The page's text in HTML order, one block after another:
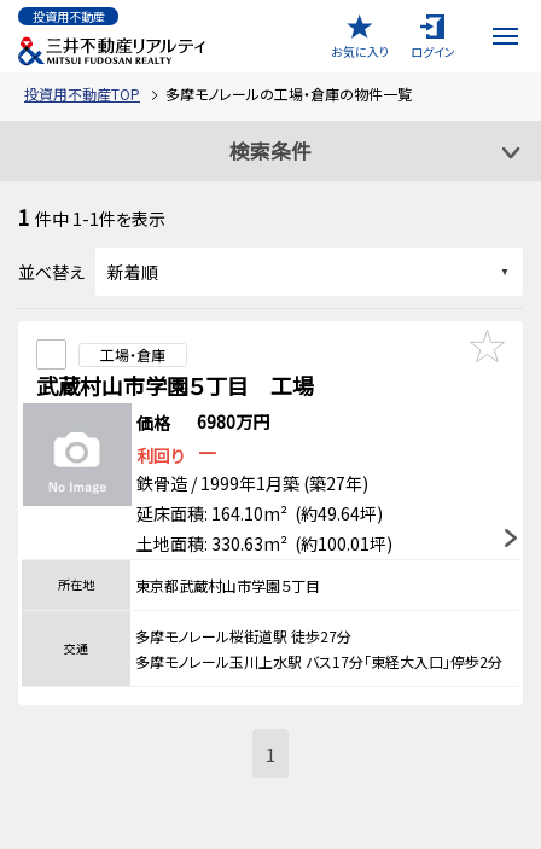
投資用不動産
お気に入り
ログイン
投資用不動産TOP 多摩モノレールの工場・倉庫の物件一覧
検索条件
1 件中 1-1件を表示
並べ替え
工場・倉庫
武蔵村山市学園５丁目 工場
価格
6980万円
利回り
－
鉄骨造 / 1999年1月築 (築27年)
延床面積: 164.10m² (約49.64坪)
土地面積: 330.63m² (約100.01坪)
所在地 東京都武蔵村山市学園５丁目
交通
多摩モノレール桜街道駅 徒歩27分
多摩モノレール玉川上水駅 バス17分「東経大入口」停歩2分
1